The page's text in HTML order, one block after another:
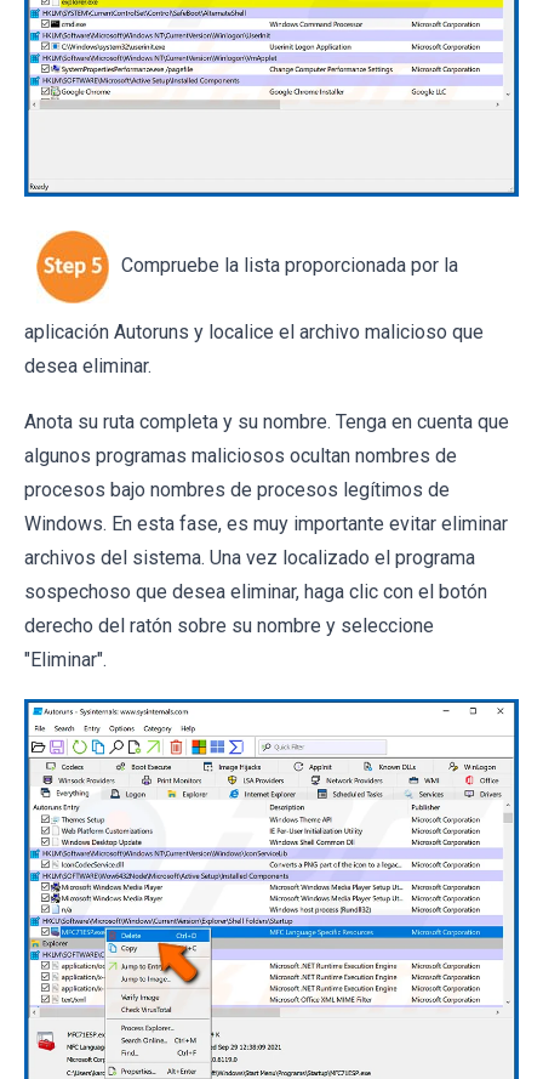
Compruebe la lista proporcionada por la
aplicación Autoruns y localice el archivo malicioso que
desea eliminar.
Anota su ruta completa y su nombre. Tenga en cuenta que
algunos programas maliciosos ocultan nombres de
procesos bajo nombres de procesos legítimos de
Windows. En esta fase, es muy importante evitar eliminar
archivos del sistema. Una vez localizado el programa
sospechoso que desea eliminar, haga clic con el botón
derecho del ratón sobre su nombre y seleccione
"Eliminar".